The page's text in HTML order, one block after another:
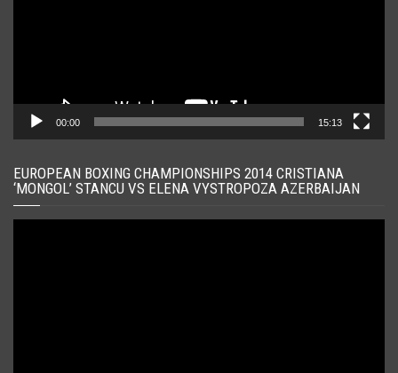
00:00 15:13
EUROPEAN BOXING CHAMPIONSHIPS 2014 CRISTIANA
‘MONGOL’ STANCU VS ELENA VYSTROPOZA AZERBAIJAN